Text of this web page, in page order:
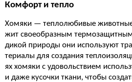
Комфорт и тепло
Хомяки — теплолюбивые
жит своеобразным
дикой природы они используют
териалы для создания
ях хомяки с удовольствием
и даже кусочки ткани, чтобы